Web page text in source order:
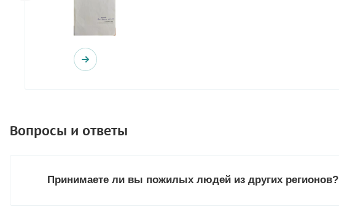
Вопросы и ответы
Принимаете ли вы пожилых людей из других регионов?